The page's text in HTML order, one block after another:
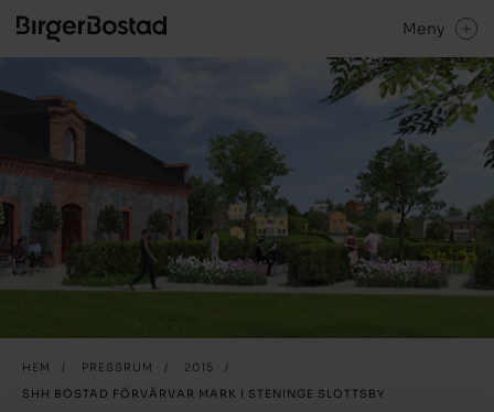
Meny
HEM / PRESSRUM / 2015
/
SHH BOSTAD FÖRVÄRVAR MARK I STENINGE SLOTTSBY